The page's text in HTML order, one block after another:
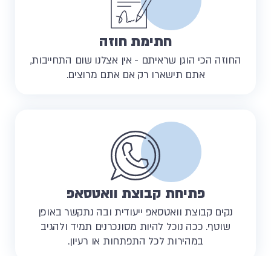
חתימת חוזה​
החוזה הכי הוגן שראיתם - אין אצלנו שום התחייבות,
אתם תישארו רק אם אתם מרוצים.
פתיחת קבוצת וואטסאפ​
נקים קבוצת וואטסאפ ייעודית ובה נתקשר באופן
שוטף. ככה נוכל להיות מסונכרנים תמיד ולהגיב
במהירות לכל התפתחות או רעיון.